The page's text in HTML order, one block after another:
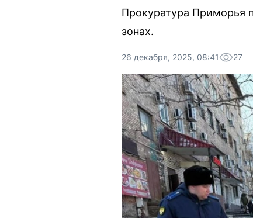
Прокуратура Приморья
зонах.
26 декабря, 2025, 08:41 27